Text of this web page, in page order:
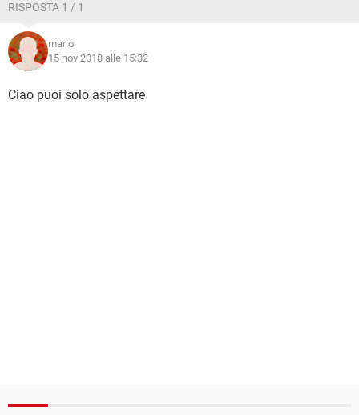
RISPOSTA 1 / 1
mario
15 nov 2018 alle 15:32
Ciao puoi solo aspettare